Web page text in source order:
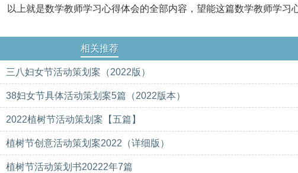
以上就是数学教师学习心得体会的全部内容，望能这篇数学教师学
相关推荐
三八妇女节活动策划案（2022版）
38妇女节具体活动策划案5篇（2022版本）
2022植树节活动策划案【五篇】
植树节创意活动策划案2022（详细版）
植树节活动策划书20222年7篇